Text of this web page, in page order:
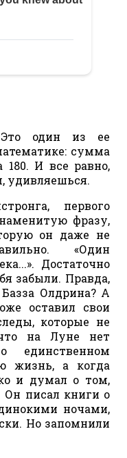
Это один из ее
сумма
180. И все равно,
удивляешься.
первого
фразу,
он даже не
«Один
Достаточно
забыли. Правда,
Олдрина? А
оставил свои
которые не
на Луне нет
единственном
жизнь, а когда
и думал о том,
Он писал книги о
ночами,
Но запомнили